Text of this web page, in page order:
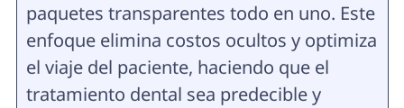
paquetes transparentes todo en uno. Este
enfoque elimina costos ocultos y optimiza
el viaje del paciente, haciendo que el
tratamiento dental sea predecible y